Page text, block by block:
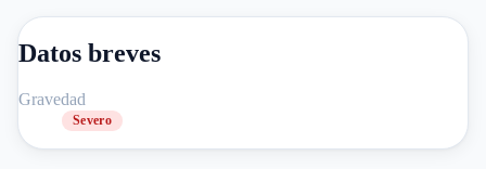
Datos breves
Gravedad
Severo